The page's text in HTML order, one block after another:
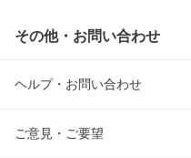
その他・お問い合わせ
ヘルプ・お問い合わせ
ご意見・ご要望